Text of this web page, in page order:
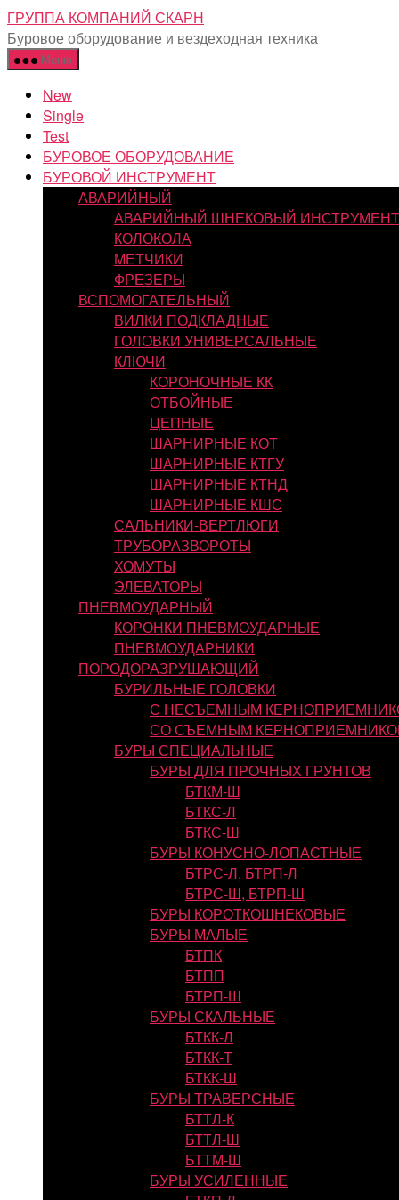
Перейти
к
содержимому
ГРУППА КОМПАНИЙ СКАРН
Буровое оборудование и вездеходная техника
Меню
New
Single
Test
БУРОВОЕ ОБОРУДОВАНИЕ
БУРОВОЙ ИНСТРУМЕНТ
АВАРИЙНЫЙ
АВАРИЙНЫЙ ШНЕКОВЫЙ ИНСТРУМЕНТ
КОЛОКОЛА
МЕТЧИКИ
ФРЕЗЕРЫ
ВСПОМОГАТЕЛЬНЫЙ
ВИЛКИ ПОДКЛАДНЫЕ
ГОЛОВКИ УНИВЕРСАЛЬНЫЕ
КЛЮЧИ
КОРОНОЧНЫЕ КК
ОТБОЙНЫЕ
ЦЕПНЫЕ
ШАРНИРНЫЕ КОТ
ШАРНИРНЫЕ КТГУ
ШАРНИРНЫЕ КТНД
ШАРНИРНЫЕ КШС
САЛЬНИКИ-ВЕРТЛЮГИ
ТРУБОРАЗВОРОТЫ
ХОМУТЫ
ЭЛЕВАТОРЫ
ПНЕВМОУДАРНЫЙ
КОРОНКИ ПНЕВМОУДАРНЫЕ
ПНЕВМОУДАРНИКИ
ПОРОДОРАЗРУШАЮЩИЙ
БУРИЛЬНЫЕ ГОЛОВКИ
С НЕСЪЕМНЫМ
СО СЪЕМНЫМ
БУРЫ СПЕЦИАЛЬНЫЕ
БУРЫ ДЛЯ ПРОЧНЫХ ГРУНТОВ
БТКМ-Ш
БТКС-Л
БТКС-Ш
БУРЫ КОНУСНО-ЛОПАСТНЫЕ
БТРС-Л, БТРП-Л
БТРС-Ш, БТРП-Ш
БУРЫ КОРОТКОШНЕКОВЫЕ
БУРЫ МАЛЫЕ
БТПК
БТПП
БТРП-Ш
БУРЫ СКАЛЬНЫЕ
БТКК-Л
БТКК-Т
БТКК-Ш
БУРЫ ТРАВЕРСНЫЕ
БТТЛ-К
БТТЛ-Ш
БТТМ-Ш
БУРЫ УСИЛЕННЫЕ